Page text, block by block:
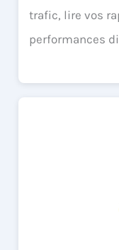
trafic, lire vos
performances